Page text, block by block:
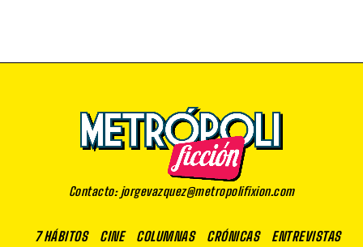
Contacto: jorgevazquez@metropolifixion.com
7 HÁBITOS CINE COLUMNAS CRÓNICAS ENTREVISTAS